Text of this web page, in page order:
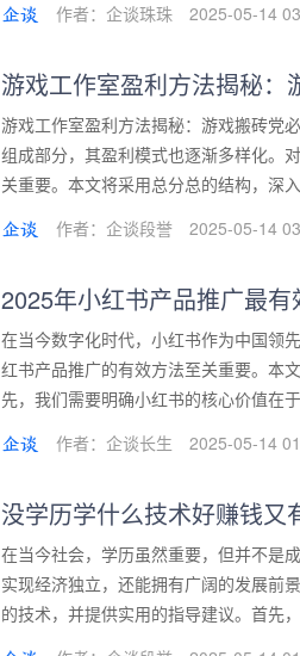
作者：企谈珠珠
2025-05-14
游戏工作室盈利方法揭秘：
游戏工作室盈利方法揭秘：游戏搬砖党
组成部分，其盈利模式也逐渐多样化。
关重要。本文将采用总分总的结构，深
作者：企谈段誉
2025-05-14
2025年小红书产品推广最
在当今数字化时代，小红书作为中国领
红书产品推广的有效方法至关重要。本
先，我们需要明确小红书的核心价值在
作者：企谈长生
2025-05-14
没学历学什么技术好赚钱又
在当今社会，学历虽然重要，但并不是
实现经济独立，还能拥有广阔的发展前
的技术，并提供实用的指导建议。首先